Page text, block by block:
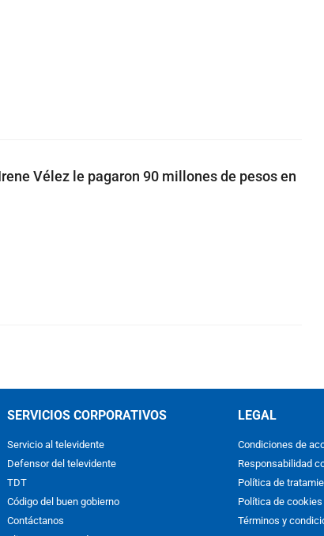
Vélez le pagaron 90 millones de pesos en
SERVICIOS CORPORATIVOS
Servicio al televidente
Defensor del televidente
TDT
Código del buen gobierno
Contáctanos
LEGAL
Condiciones de
Responsabilidad
Política de
Política de cookies
Términos y